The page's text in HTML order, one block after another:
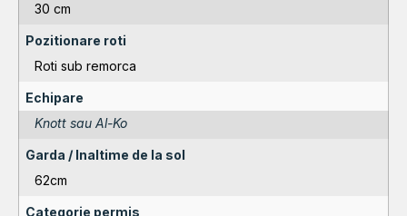
30 cm
Pozitionare roti
Roti sub remorca
Echipare
Knott sau Al-Ko
Garda / Inaltime de la sol
62cm
Categorie permis